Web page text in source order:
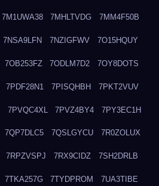
7M1UWA38 7MHLTVDG 7MM4F50B
7NSA9LFN 7NZIGFWV 7O15HQUY
7OB253FZ 7ODLM7D2 7OY8DOTS
7PDF28N1 7PISQHBH 7PKT2VUV
7PVQC4XL 7PVZ4BY4 7PY3EC1H
7QP7DLC5 7QSLGYCU 7R0ZOLUX
7RPZVSPJ 7RX9CIDZ 7SH2DRLB
7TKA257G 7TYDPROM 7UA3TIBE